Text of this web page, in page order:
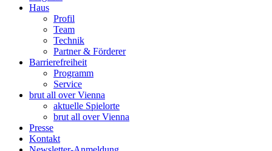
Haus
Profil
Team
Technik
Partner & Förderer
Barrierefreiheit
Programm
Service
brut all over Vienna
aktuelle Spielorte
brut all over Vienna
Presse
Kontakt